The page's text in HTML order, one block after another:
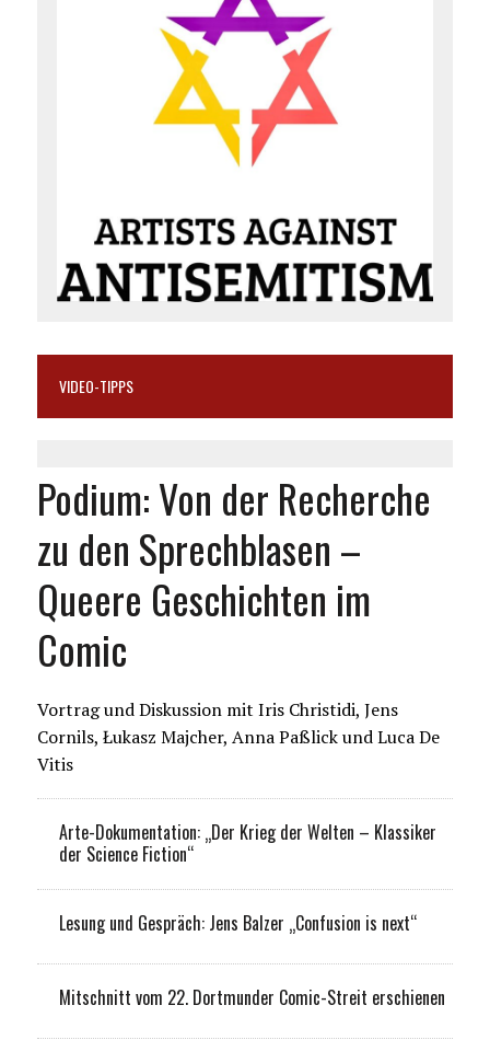
VIDEO-TIPPS
Podium: Von der Recherche
zu den Sprechblasen –
Queere Geschichten im
Comic
Vortrag und Diskussion mit Iris Christidi, Jens
Cornils, Łukasz Majcher, Anna Paßlick und Luca De
Vitis
Arte-Dokumentation: „Der Krieg der Welten – Klassiker
der Science Fiction“
Lesung und Gespräch: Jens Balzer „Confusion is next“
Mitschnitt vom 22. Dortmunder Comic-Streit erschienen